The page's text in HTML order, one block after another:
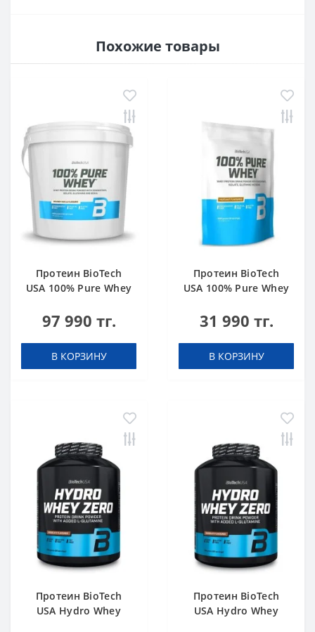
Похожие товары
Протеин BioTech
USA 100% Pure Whey
g
97 990 тг.
В КОРЗИНУ
Протеин BioTech
USA 100% Pure Whey
31 990 тг.
В КОРЗИНУ
Протеин BioTech
USA Hydro Whey
Протеин BioTech
USA Hydro Whey